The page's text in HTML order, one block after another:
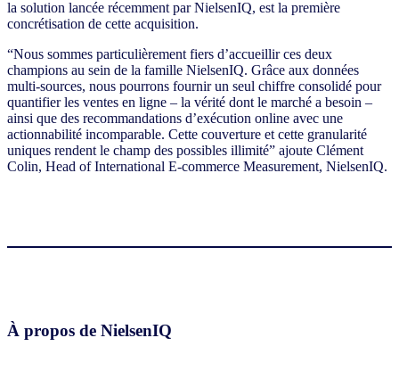
la solution lancée récemment par NielsenIQ, est la première
concrétisation de cette acquisition.
“Nous sommes particulièrement fiers d’accueillir ces deux
champions au sein de la famille NielsenIQ. Grâce aux données
multi-sources, nous pourrons fournir un seul chiffre consolidé pour
quantifier les ventes en ligne – la vérité dont le marché a besoin –
ainsi que des recommandations d’exécution online avec une
actionnabilité incomparable. Cette couverture et cette granularité
uniques rendent le champ des possibles illimité” ajoute Clément
Colin, Head of International E-commerce Measurement, NielsenIQ.
À propos de NielsenIQ